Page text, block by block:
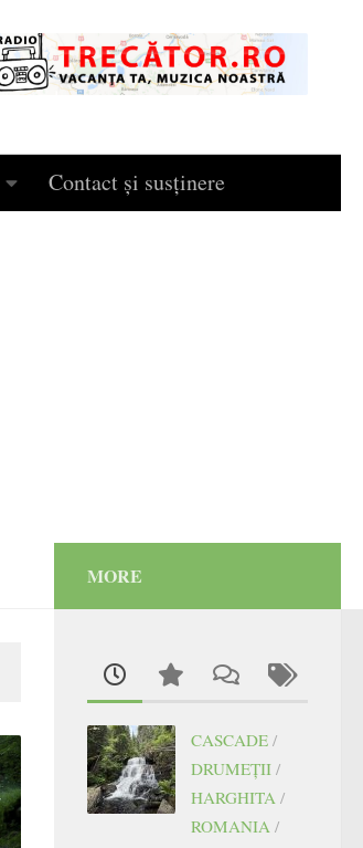
Contact și susținere
MORE
CASCADE /
DRUMEŢII /
HARGHITA /
ROMANIA /